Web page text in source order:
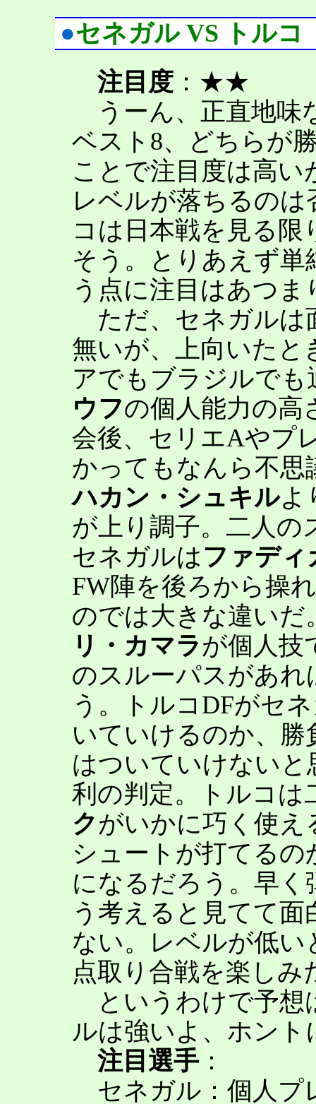
●セネガル VS トルコ
注目度：★★
うーん、正直地味
ベスト8、どちらが
ことで注目度は高い
レベルが落ちるの
コは日本戦を見る
そう。とりあえず
う点に注目はあつま
ただ、セネガルは
無いが、上向いたと
アでもブラジルで
ウフの個人能力の高
会後、セリエAやプ
かってもなんら不
ハカン・シュキルよ
が上り調子。二人の
セネガルはファディ
FW陣を後ろから操
のでは大きな違い
リ・カマラが個人技
のスルーパスがあ
う。トルコDFがセ
いていけるのか、勝
はついていけない
利の判定。トルコは
クがいかに巧く使
シュートが打てる
になるだろう。早
う考えると見てて
ない。レベルが低
点取り合戦を楽しみ
というわけで予想
ルは強いよ、ホント
注目選手：
セネガル：個人プ